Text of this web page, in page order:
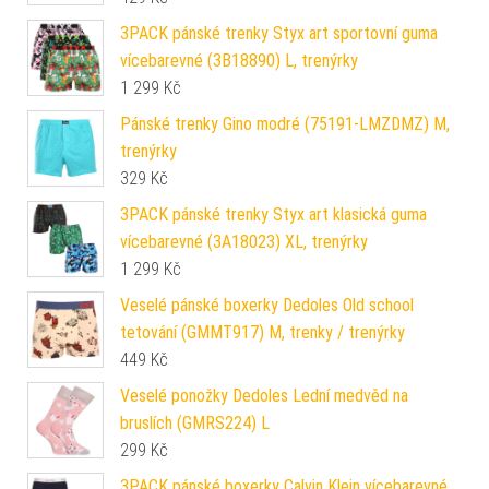
3PACK pánské trenky Styx art sportovní guma
vícebarevné (3B18890) L, trenýrky
1 299 Kč
Pánské trenky Gino modré (75191-LMZDMZ) M,
trenýrky
329 Kč
3PACK pánské trenky Styx art klasická guma
vícebarevné (3A18023) XL, trenýrky
1 299 Kč
Veselé pánské boxerky Dedoles Old school
tetování (GMMT917) M, trenky / trenýrky
449 Kč
Veselé ponožky Dedoles Lední medvěd na
bruslích (GMRS224) L
299 Kč